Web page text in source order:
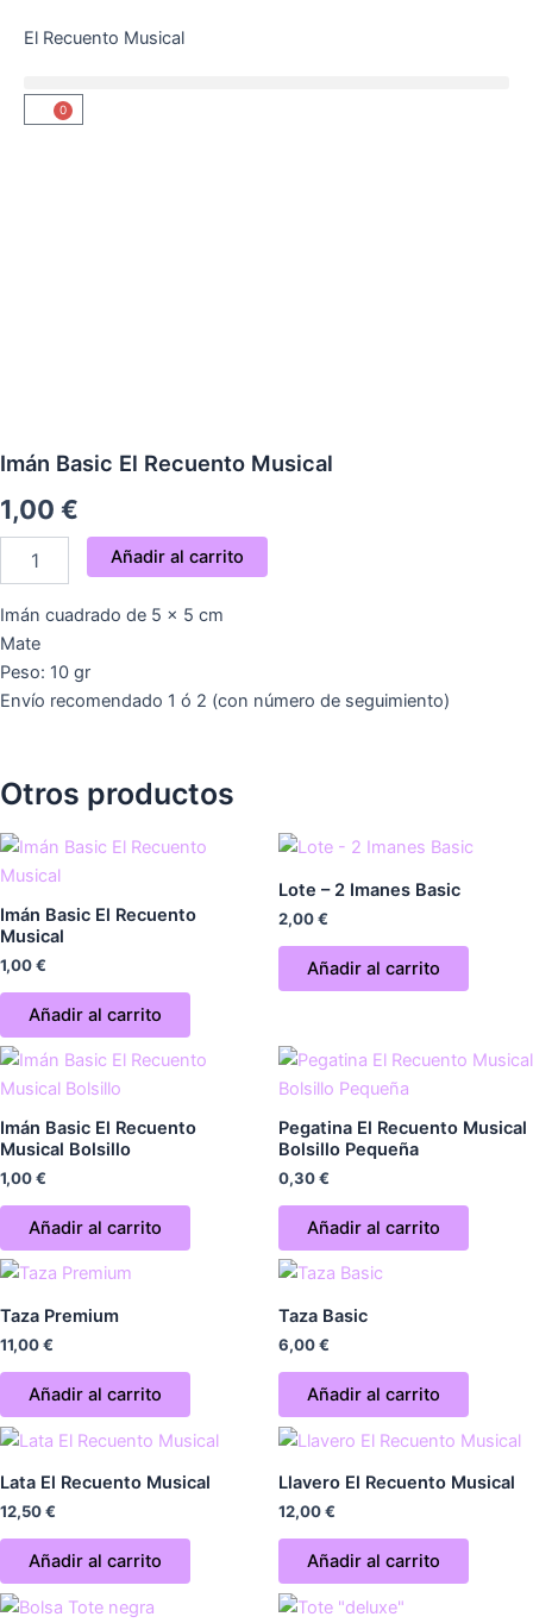
El Recuento Musical
0
Carrito
Imán Basic El Recuento Musical
1,00 €
Basic
Recuento
Musical
cantidad
Añadir al carrito
Imán cuadrado de 5 x 5 cm
Mate
Peso: 10 gr
Envío recomendado 1 ó 2 (con número de seguimiento)
Otros productos
Imán Basic El Recuento
Musical
1,00€
Añadir al carrito
Lote – 2 Imanes Basic
2,00€
Añadir al carrito
Imán Basic El Recuento
Musical Bolsillo
1,00€
Añadir al carrito
Pegatina El Recuento Musical
Bolsillo Pequeña
0,30€
Añadir al carrito
Taza Premium
11,00€
Añadir al carrito
Taza Basic
6,00€
Añadir al carrito
Lata El Recuento Musical
12,50€
Añadir al carrito
Llavero El Recuento Musical
12,00€
Añadir al carrito